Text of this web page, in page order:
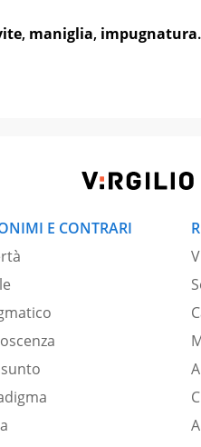
, maniglia, impugnatura
E CONTRARI